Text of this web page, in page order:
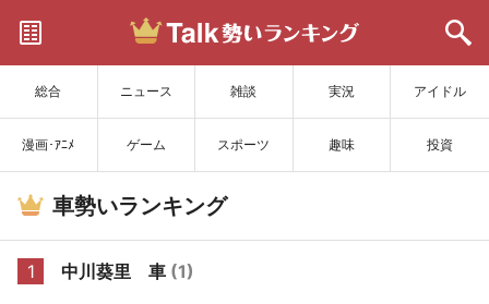
総合 ニュース 雑談 実況 アイドル
漫画･ｱﾆﾒ ゲーム スポーツ 趣味 投資
サイトを更新
車勢いランキング
1 中川葵里 車 (1)